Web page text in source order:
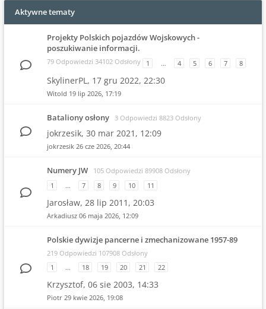
Aktywne tematy
Projekty Polskich pojazdów Wojskowych -
poszukiwanie informacji.
79 Odpowiedzi 34102 Odsłony 1 … 4 5 6 7 8
SkylinerPL, 17 gru 2022, 22:30
Witold 19 lip 2026, 17:19
Bataliony osłony 3 Odpowiedzi 8823 Odsłony
jokrzesik, 30 mar 2021, 12:09
jokrzesik 26 cze 2026, 20:44
Numery JW
105 Odpowiedzi 89908 Odsłony
1
… 7 8 9 10 11
Jarosław, 28 lip 2011, 20:03
Arkadiusz 06 maja 2026, 12:09
Polskie dywizje pancerne i zmechanizowane 1957-89
219 Odpowiedzi 107908 Odsłony
1
… 18 19 20 21 22
Krzysztof, 06 sie 2003, 14:33
Piotr 29 kwie 2026, 19:08